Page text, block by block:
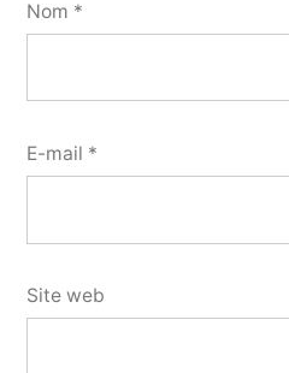
Nom *
E-mail *
Site web